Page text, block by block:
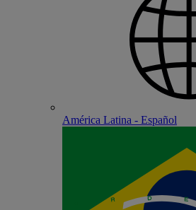
América Latina - Español